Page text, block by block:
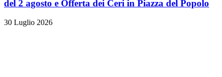
del 2 agosto e Offerta dei Ceri in Piazza del Popolo
30 Luglio 2026